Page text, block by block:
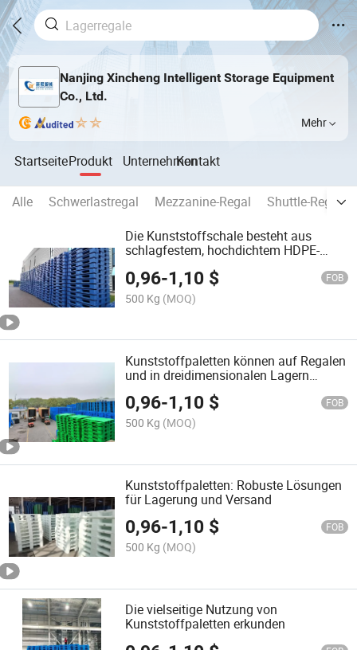
Nanjing Xincheng Intelligent Storage Equipment
Co., Ltd.
Mehr
StartseiteProdukt UnternehmenKontakt
Alle Schwerlastregal Mezzanine-Regal
Shuttle-
Die Kunststoffschale besteht aus
schlagfestem, hochdichtem HDPE-
0,96-1,10 $ FOB
500 Kg (MOQ)
Kunststoffpaletten können auf Regalen
und in dreidimensionalen Lagern
platziert werden, was die
Umschlagseffizienz verbessert, mit
starker Vielseitigkeit und
Benutzerfreundlichkeit
0,96-1,10 $ FOB
500 Kg (MOQ)
Kunststoffpaletten: Robuste Lösungen
für Lagerung und Versand
0,96-1,10 $ FOB
500 Kg (MOQ)
Die vielseitige Nutzung von
Kunststoffpaletten erkunden